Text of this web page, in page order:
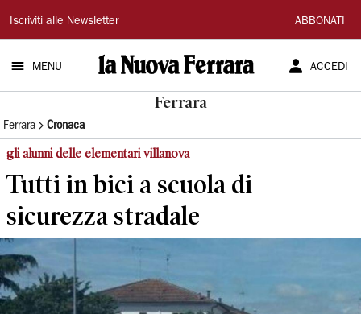
La
Nuova
Ferrara
Iscriviti alle Newsletter ABBONATI
MENU ACCEDI
Ferrara
Ferrara Cronaca
gli alunni delle elementari villanova
Tutti in bici a scuola di
sicurezza stradale